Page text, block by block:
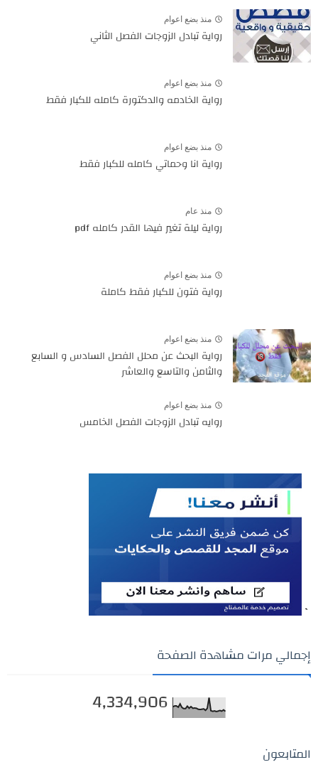
منذ بضع اعوام
رواية تبادل الزوجات الفصل الثاني
منذ بضع اعوام
رواية الخادمه والدكتورة كامله للكبار فقط
منذ بضع اعوام
رواية انا وحماتي كامله للكبار فقط
منذ عام
رواية ليلة تغير فيها القدر كامله pdf
منذ بضع اعوام
رواية فتون للكبار فقط كاملة
منذ بضع اعوام
رواية البحث عن محلل الفصل السادس و السابع
والثامن والتاسع والعاشر
منذ بضع اعوام
روايه تبادل الزوجات الفصل الخامس
`
إجمالي مرات مشاهدة الصفحة
4,334,906
المتابعون